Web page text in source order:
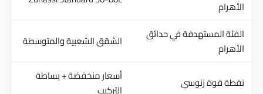
الأهرام
الفئة المستهدفة في حدائق
الأهرام
الشقق الشعبية والمتوسطة
نقطة قوة زنوسي
أسعار منخفضة + بساطة
التركيب